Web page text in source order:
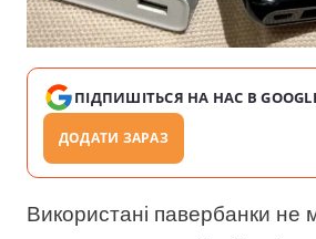
ПІДПИШІТЬСЯ НА НАС В
ДОДАТИ ЗАРАЗ
Використані павербанки не